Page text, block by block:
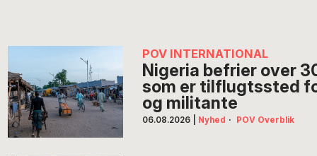
POV INTERNATIONAL
Nigeria befrier over
som er tilflugtssted
og militante
06.08.2026 Nyhed · POV Overblik